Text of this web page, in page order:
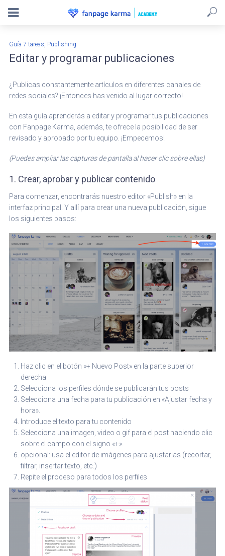
Guía 7 tareas Publishing
Editar y programar publicaciones
¿Publicas constantemente artículos en diferentes canales de
redes sociales? ¡Entonces has venido al lugar correcto!
En esta guía aprenderás a editar y programar tus publicaciones
con Fanpage Karma, además, te ofrece la posibilidad de ser
revisado y aprobado por tu equipo. ¡Empecemos!
(Puedes ampliar las capturas de pantalla al hacer clic sobre ellas)
1. Crear, aprobar y publicar contenido
Para comenzar, encontrarás nuestro editor «Publish» en la
interfaz principal. Y allí para crear una nueva publicación, sigue
los siguientes pasos:
Haz clic en el botón «+ Nuevo Post» en la parte superior
derecha
Selecciona los perfiles dónde se publicarán tus posts
Selecciona una fecha para tu publicación en «Ajustar fecha y
hora».
Introduce el texto para tu contenido
Selecciona una imagen, video o gif para el post haciendo clic
sobre el campo con el signo «+».
opcional: usa el editor de imágenes para ajustarlas (recortar,
filtrar, insertar texto, etc.)
Repite el proceso para todos los perfiles